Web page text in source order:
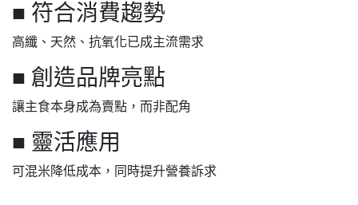
■ 符合消費趨勢
高纖、天然、抗氧化已成主流需求
■ 創造品牌亮點
讓主食本身成為賣點，而非配角
■ 靈活應用
可混米降低成本，同時提升營養訴求